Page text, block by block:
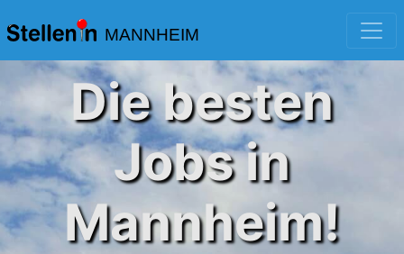
MANNHEIM
Die besten
Jobs in
Mannheim!